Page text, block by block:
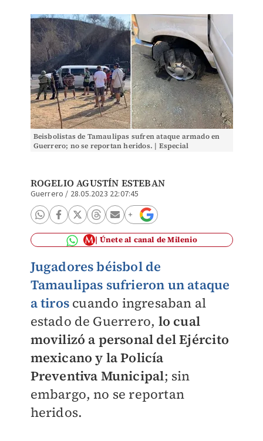
Beisbolistas de Tamaulipas sufren ataque armado en
Guerrero; no se reportan heridos. | Especial
ROGELIO AGUSTÍN ESTEBAN
Guerrero / 28.05.2023 22:07:45
Únete al canal de Milenio
Jugadores béisbol de
Tamaulipas sufrieron un ataque
a tiroscuando ingresaban al
estado de Guerrero, lo cual
movilizó a personal del Ejército
mexicano y la Policía
Preventiva Municipal; sin
embargo, no se reportan
heridos.